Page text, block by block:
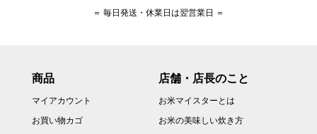
＝ 毎日発送・休業日は翌営業日 ＝
商品
マイアカウント
お買い物カゴ
店舗・店長のこと
お米マイスターとは
お米の美味しい炊き方